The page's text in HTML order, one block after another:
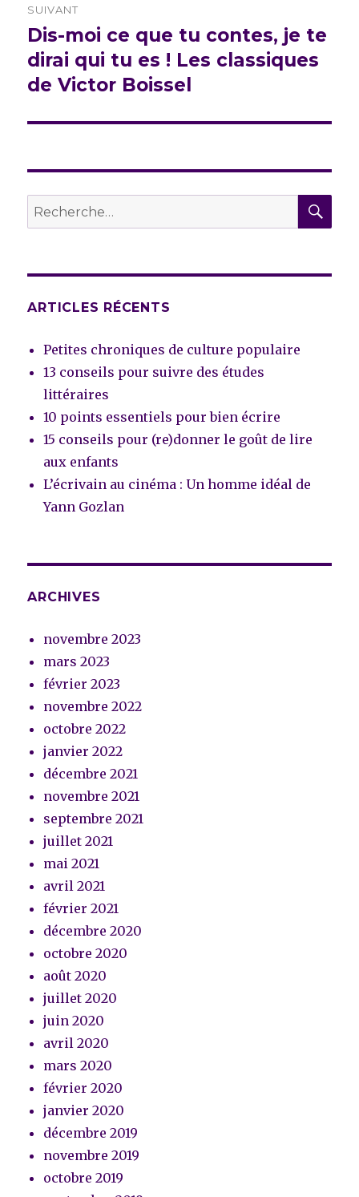
SUIVANT
Publication
suivante :
Dis-moi ce que tu contes, je te
dirai qui tu es ! Les classiques
de Victor Boissel
Recherche
pour :
ARTICLES RÉCENTS
Petites chroniques de culture populaire
13 conseils pour suivre des études
littéraires
10 points essentiels pour bien écrire
15 conseils pour (re)donner le goût de lire
aux enfants
L’écrivain au cinéma : Un homme idéal de
Yann Gozlan
ARCHIVES
novembre 2023
mars 2023
février 2023
novembre 2022
octobre 2022
janvier 2022
décembre 2021
novembre 2021
septembre 2021
juillet 2021
mai 2021
avril 2021
février 2021
décembre 2020
octobre 2020
août 2020
juillet 2020
juin 2020
avril 2020
mars 2020
février 2020
janvier 2020
décembre 2019
novembre 2019
octobre 2019